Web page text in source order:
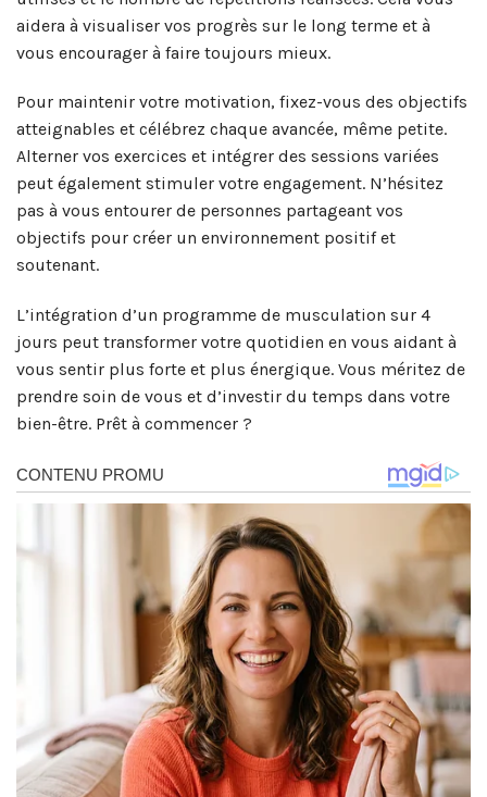
aidera à visualiser vos progrès sur le long terme et à
vous encourager à faire toujours mieux.
Pour maintenir votre motivation, fixez-vous des objectifs
atteignables et célébrez chaque avancée, même petite.
Alterner vos exercices et intégrer des sessions variées
peut également stimuler votre engagement. N’hésitez
pas à vous entourer de personnes partageant vos
objectifs pour créer un environnement positif et
soutenant.
L’intégration d’un programme de musculation sur 4
jours peut transformer votre quotidien en vous aidant à
vous sentir plus forte et plus énergique. Vous méritez de
prendre soin de vous et d’investir du temps dans votre
bien-être. Prêt à commencer ?